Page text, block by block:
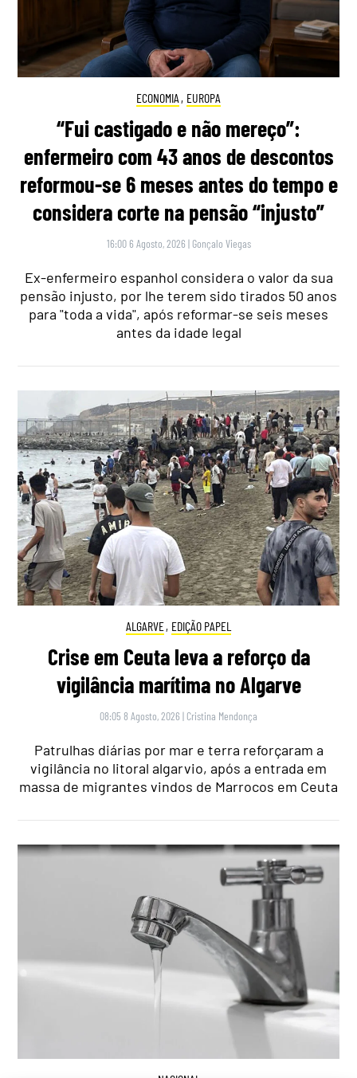
ECONOMIA , EUROPA
“Fui castigado e não mereço”:
enfermeiro com 43 anos de descontos
reformou-se 6 meses antes do tempo e
considera corte na pensão “injusto”
16:00 6 Agosto, 2026 | Gonçalo Viegas
Ex-enfermeiro espanhol considera o valor da sua
pensão injusto, por lhe terem sido tirados 50 anos
para "toda a vida", após reformar-se seis meses
antes da idade legal
ALGARVE, EDIÇÃO PAPEL
Crise em Ceuta leva a reforço da
vigilância marítima no Algarve
08:05 8 Agosto, 2026 | Cristina Mendonça
Patrulhas diárias por mar e terra reforçaram a
vigilância no litoral algarvio, após a entrada em
massa de migrantes vindos de Marrocos em Ceuta